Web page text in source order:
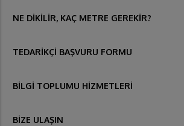
NE DİKİLİR, KAÇ METRE GEREKİR?
TEDARİKÇİ BAŞVURU FORMU
BİLGİ TOPLUMU HİZMETLERİ
BİZE ULAŞIN